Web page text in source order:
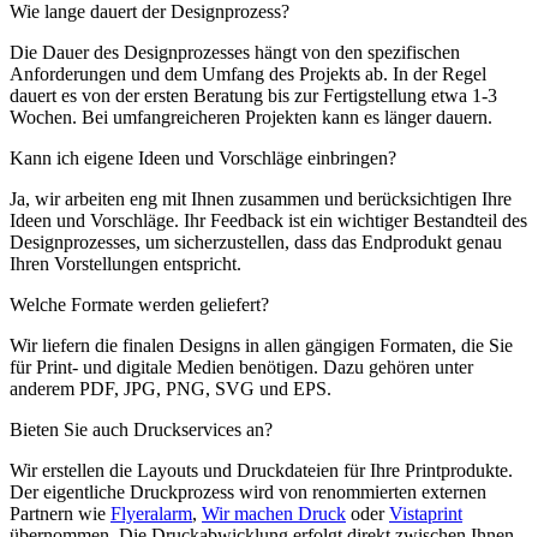
Wie lange dauert der Designprozess?
Die Dauer des Designprozesses hängt von den spezifischen
Anforderungen und dem Umfang des Projekts ab. In der Regel
dauert es von der ersten Beratung bis zur Fertigstellung etwa 1-3
Wochen. Bei umfangreicheren Projekten kann es länger dauern.
Kann ich eigene Ideen und Vorschläge einbringen?
Ja, wir arbeiten eng mit Ihnen zusammen und berücksichtigen Ihre
Ideen und Vorschläge. Ihr Feedback ist ein wichtiger Bestandteil des
Designprozesses, um sicherzustellen, dass das Endprodukt genau
Ihren Vorstellungen entspricht.
Welche Formate werden geliefert?
Wir liefern die finalen Designs in allen gängigen Formaten, die Sie
für Print- und digitale Medien benötigen. Dazu gehören unter
anderem PDF, JPG, PNG, SVG und EPS.
Bieten Sie auch Druckservices an?
Wir erstellen die Layouts und Druckdateien für Ihre Printprodukte.
Der eigentliche Druckprozess wird von renommierten externen
Partnern wie Flyeralarm, Wir machen Druck oderVistaprint